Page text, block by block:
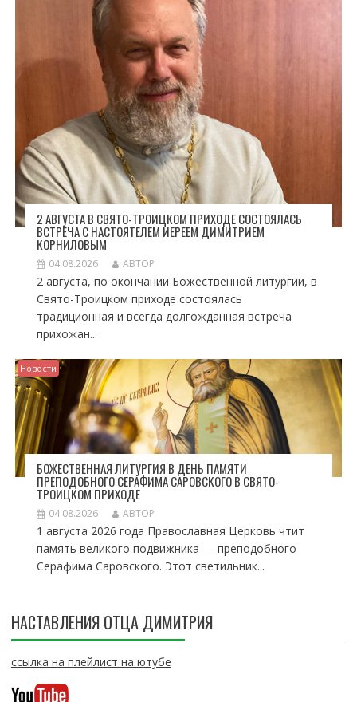
2 АВГУСТА В СВЯТО-ТРОИЦКОМ ПРИХОДЕ СОСТОЯЛАСЬ
ВСТРЕЧА С НАСТОЯТЕЛЕМ ИЕРЕЕМ ДИМИТРИЕМ
КОРНИЛОВЫМ
04.08.2026 АВТОР
2 августа, по окончании Божественной литургии, в
Свято-Троицком приходе состоялась
традиционная и всегда долгожданная встреча
прихожан...
Новости
БОЖЕСТВЕННАЯ ЛИТУРГИЯ В ДЕНЬ ПАМЯТИ
ПРЕПОДОБНОГО СЕРАФИМА САРОВСКОГО В СВЯТО-
ТРОИЦКОМ ПРИХОДЕ
04.08.2026 АВТОР
1 августа 2026 года Православная Церковь чтит
память великого подвижника — преподобного
Серафима Саровского. Этот светильник...
НАСТАВЛЕНИЯ ОТЦА ДИМИТРИЯ
ссылка на плейлист на ютубе